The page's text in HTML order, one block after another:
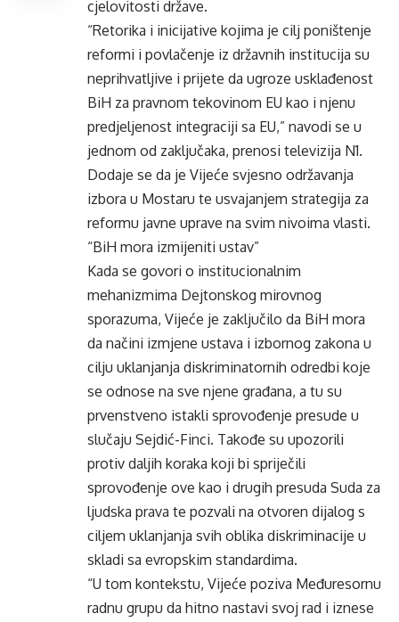
cjelovitosti države.
“Retorika i inicijative kojima je cilj poništenje
reformi i povlačenje iz državnih institucija su
neprihvatljive i prijete da ugroze usklađenost
BiH za pravnom tekovinom EU kao i njenu
predjeljenost integraciji sa EU,” navodi se u
jednom od zaključaka, prenosi televizija N1.
Dodaje se da je Vijeće svjesno održavanja
izbora u Mostaru te usvajanjem strategija za
reformu javne uprave na svim nivoima vlasti.
“BiH mora izmijeniti ustav”
Kada se govori o institucionalnim
mehanizmima Dejtonskog mirovnog
sporazuma, Vijeće je zaključilo da BiH mora
da načini izmjene ustava i izbornog zakona u
cilju uklanjanja diskriminatornih odredbi koje
se odnose na sve njene građana, a tu su
prvenstveno istakli sprovođenje presude u
slučaju Sejdić-Finci. Takođe su upozorili
protiv daljih koraka koji bi spriječili
sprovođenje ove kao i drugih presuda Suda za
ljudska prava te pozvali na otvoren dijalog s
ciljem uklanjanja svih oblika diskriminacije u
skladi sa evropskim standardima.
“U tom kontekstu, Vijeće poziva Međuresornu
radnu grupu da hitno nastavi svoj rad i iznese